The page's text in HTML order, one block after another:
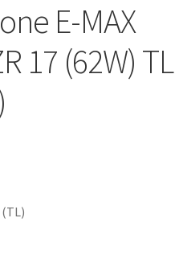
E-MAX
17 (62W) TL